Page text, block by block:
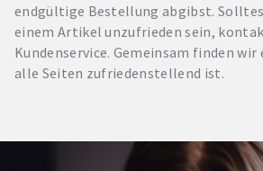
endgültige Bestellung abgibst.
einem Artikel unzufrieden sein,
Kundenservice. Gemeinsam finden wir
alle Seiten zufriedenstellend ist.